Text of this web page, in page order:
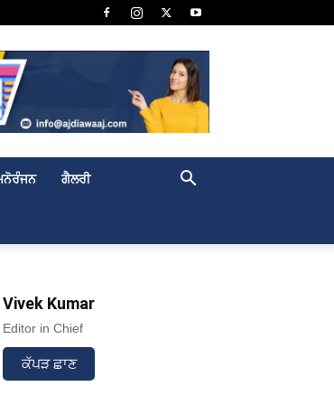
ਗੈਲਰੀ
Vivek Kumar
Editor in Chief
ਕੱਪੜ ਛਾਣ